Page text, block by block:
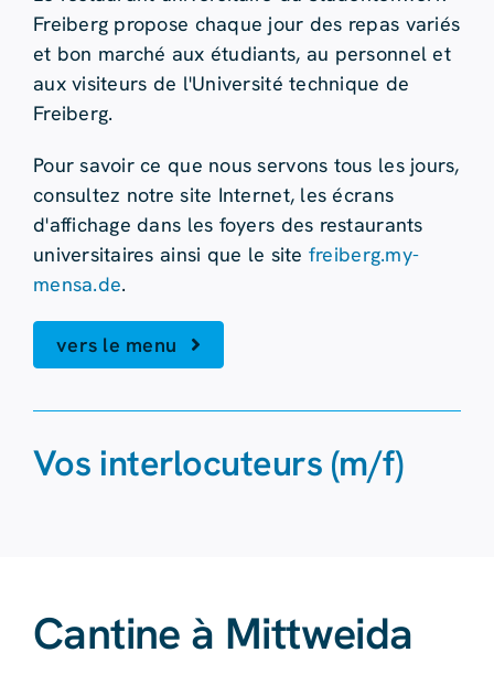
Freiberg propose chaque jour des repas variés
et bon marché aux étudiants, au personnel et
aux visiteurs de l'Université technique de
Freiberg.
Pour savoir ce que nous servons tous les jours,
consultez notre site Internet, les écrans
d'affichage dans les foyers des restaurants
universitaires ainsi que le site freiberg.my-
mensa.de.
vers le menu
Vos interlocuteurs (m/f)
Cantine à Mittweida